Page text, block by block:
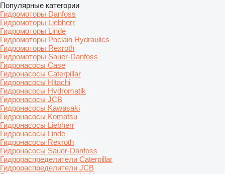
Популярные категории
Гидромоторы Danfoss
Гидромоторы Liebherr
Гидромоторы Linde
Гидромоторы Poclain Hydraulics
Гидромоторы Rexroth
Гидромоторы Sauer-Danfoss
Гидронасосы Case
Гидронасосы Caterpillar
Гидронасосы Hitachi
Гидронасосы Hydromatik
Гидронасосы JCB
Гидронасосы Kawasaki
Гидронасосы Komatsu
Гидронасосы Liebherr
Гидронасосы Linde
Гидронасосы Rexroth
Гидронасосы Sauer-Danfoss
Гидрораспределители Caterpillar
Гидрораспределители JCB